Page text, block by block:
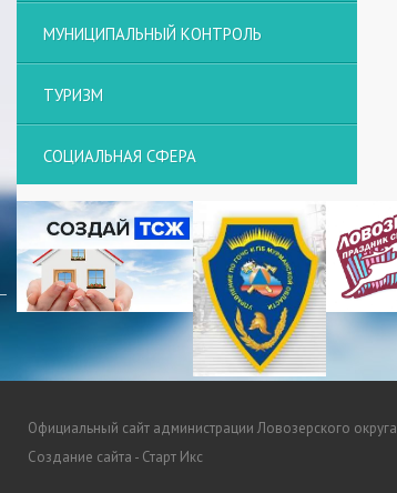
МУНИЦИПАЛЬНЫЙ КОНТРОЛЬ
ТУРИЗМ
СОЦИАЛЬНАЯ СФЕРА
Официальный сайт администрации Ловозерского округа
Создание сайта - Старт Икс